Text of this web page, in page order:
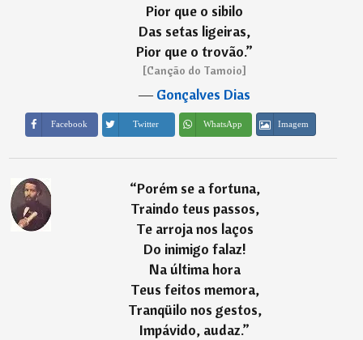
Pior que o sibilo
Das setas ligeiras,
Pior que o trovão.”
[Canção do Tamoio]
―Gonçalves Dias
Facebook Twitter WhatsApp Imagem
“Porém se a fortuna,
Traindo teus passos,
Te arroja nos laços
Do inimigo falaz!
Na última hora
Teus feitos memora,
Tranqüilo nos gestos,
Impávido, audaz.”